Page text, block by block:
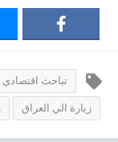
تباحث اقتصادي
زيارة الي العراق